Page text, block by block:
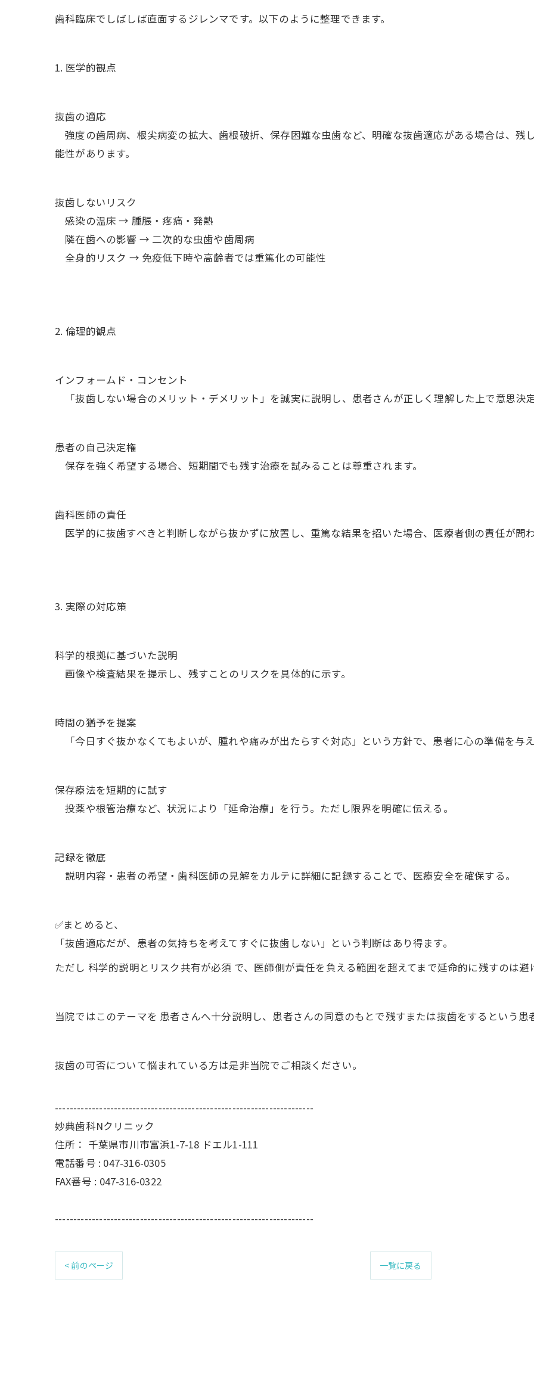
歯科臨床でしばしば直面するジレンマです。以下のように整理できます。
1. 医学的観点
抜歯の適応
強度の歯周病、根尖病変の拡大、歯根破折、保存困難な虫歯など、明確な抜歯適応がある場合は、残
能性があります。
抜歯しないリスク
感染の温床 → 腫脹・疼痛・発熱
隣在歯への影響 → 二次的な虫歯や歯周病
全身的リスク → 免疫低下時や高齢者では重篤化の可能性
2. 倫理的観点
インフォームド・コンセント
「抜歯しない場合のメリット・デメリット」を誠実に説明し、患者さんが正しく理解した上で意思決
患者の自己決定権
保存を強く希望する場合、短期間でも残す治療を試みることは尊重されます。
歯科医師の責任
医学的に抜歯すべきと判断しながら抜かずに放置し、重篤な結果を招いた場合、医療者側の責任が問
3. 実際の対応策
科学的根拠に基づいた説明
画像や検査結果を提示し、残すことのリスクを具体的に示す。
時間の猶予を提案
「今日すぐ抜かなくてもよいが、腫れや痛みが出たらすぐ対応」という方針で、患者に心の準備を与
保存療法を短期的に試す
投薬や根管治療など、状況により「延命治療」を行う。ただし限界を明確に伝える。
記録を徹底
説明内容・患者の希望・歯科医師の見解をカルテに詳細に記録することで、医療安全を確保する。
✅まとめると、
「抜歯適応だが、患者の気持ちを考えてすぐに抜歯しない」という判断はあり得ます。
ただし 科学的説明とリスク共有が必須 で、医師側が責任を負える範囲を超えてまで延命的に残すのは避
当院ではこのテーマを 患者さんへ十分説明し、患者さんの同意のもとで残すまたは抜歯をするという
抜歯の可否について悩まれている方は是非当院でご相談ください。
----------------------------------------------------------------------
妙典歯科Nクリニック
住所： 千葉県市川市富浜1-7-18 ドエル1-111
電話番号 : 047-316-0305
FAX番号 : 047-316-0322
----------------------------------------------------------------------
< 前のページ 一覧に戻る